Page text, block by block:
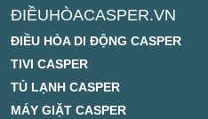
ĐIỀUHÒACASPER.VN
ĐIỀU HÒA DI ĐỘNG CASPER
TIVI CASPER
TỦ LẠNH CASPER
MÁY GIẶT CASPER